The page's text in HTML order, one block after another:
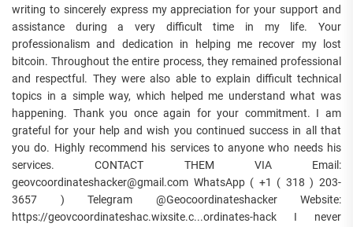
writing to sincerely express my appreciation for your support and
assistance during a very difficult time in my life. Your
professionalism and dedication in helping me recover my lost
bitcoin. Throughout the entire process, they remained professional
and respectful. They were also able to explain difficult technical
topics in a simple way, which helped me understand what was
happening. Thank you once again for your commitment. I am
grateful for your help and wish you continued success in all that
you do. Highly recommend his services to anyone who needs his
services. CONTACT THEM VIA Email:
geovcoordinateshacker@gmail.com WhatsApp ( +1 ( 318 ) 203-
3657 ) Telegram @Geocoordinateshacker Website:
https://geovcoordinateshac.wixsite.c...ordinates-hack I never